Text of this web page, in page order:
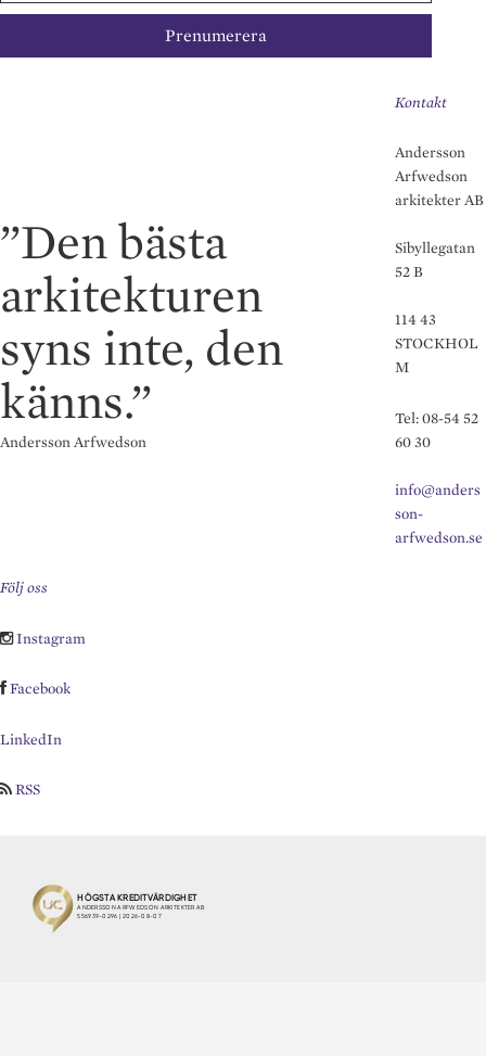
”Den bästa
arkitekturen
syns inte, den
känns.”
Andersson Arfwedson
Kontakt
Andersson
Arfwedson
arkitekter AB
Sibyllegatan
52 B
114 43
STOCKHOL
M
Tel: 08-54 52
60 30
info@anders
son-
arfwedson.se
Följ oss
Instagram
Facebook
LinkedIn
RSS